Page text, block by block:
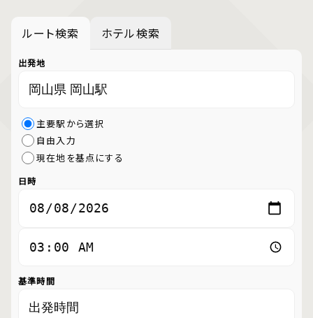
ルート検索 ホテル検索
出発地
主要駅から選択
自由入力
現在地を基点にする
日時
基準時間